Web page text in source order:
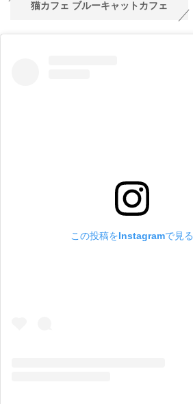
猫カフェ ブルーキャットカフェ
この投稿をInstagramで見る